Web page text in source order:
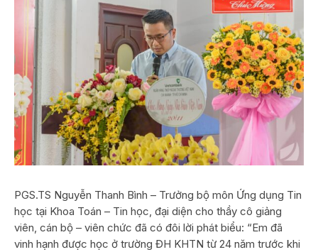
PGS.TS Nguyễn Thanh Bình – Trưởng bộ môn Ứng dụng Tin
học tại Khoa Toán – Tin học, đại diện cho thầy cô giảng
viên, cán bộ – viên chức đã có đôi lời phát biểu: “Em đã
vinh hạnh được học ở trường ĐH KHTN từ 24 năm trước khi